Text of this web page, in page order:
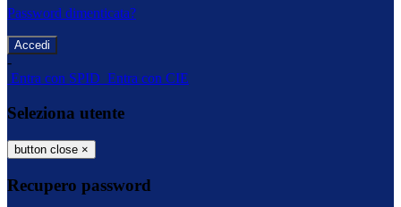
Password dimenticata?
-
Entra con SPID Entra con CIE
Seleziona utente
button close ×
Recupero password